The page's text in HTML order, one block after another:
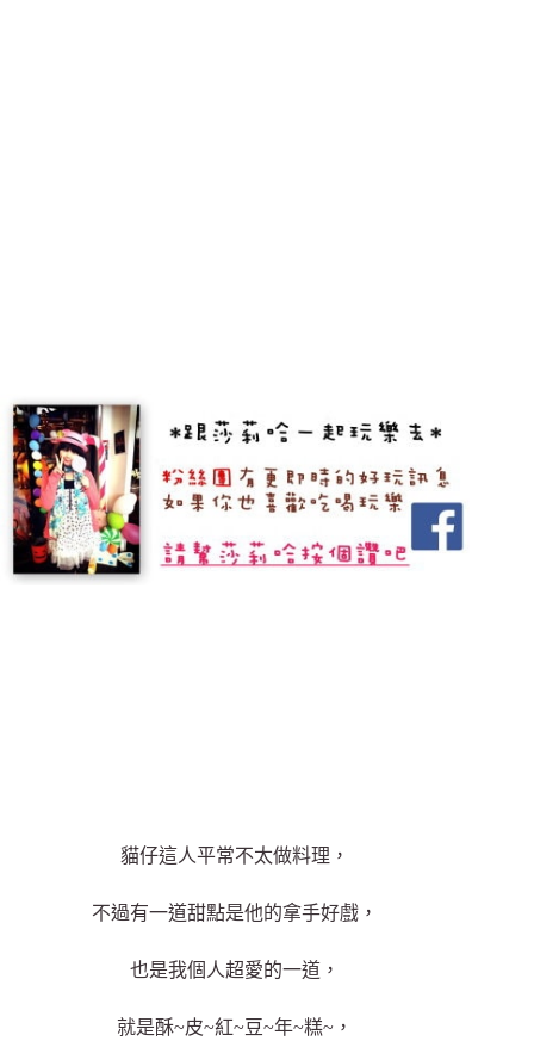
貓仔這人平常不太做料理，
不過有一道甜點是他的拿手好戲，
也是我個人超愛的一道，
就是酥~皮~紅~豆~年~糕~，